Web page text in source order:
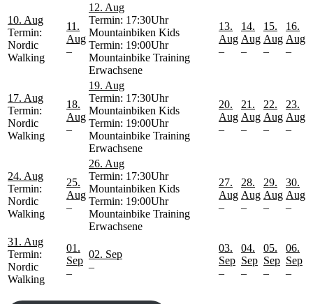
10. Aug
Termin:
Nordic
Walking
11.
Aug
–
12. Aug
Termin: 17:30Uhr
Mountainbiken Kids
Termin: 19:00Uhr
Mountainbike Training
Erwachsene
13.
Aug
–
14.
Aug
–
15.
Aug
–
16.
Aug
–
17. Aug
Termin:
Nordic
Walking
18.
Aug
–
19. Aug
Termin: 17:30Uhr
Mountainbiken Kids
Termin: 19:00Uhr
Mountainbike Training
Erwachsene
20.
Aug
–
21.
Aug
–
22.
Aug
–
23.
Aug
–
24. Aug
Termin:
Nordic
Walking
25.
Aug
–
26. Aug
Termin: 17:30Uhr
Mountainbiken Kids
Termin: 19:00Uhr
Mountainbike Training
Erwachsene
27.
Aug
–
28.
Aug
–
29.
Aug
–
30.
Aug
–
31. Aug
Termin:
Nordic
Walking
01.
Sep
–
02. Sep
–
03.
Sep
–
04.
Sep
–
05.
Sep
–
06.
Sep
–